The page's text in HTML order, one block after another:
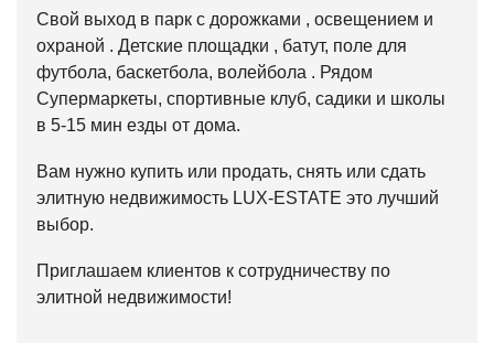
Свой выход в парк с дорожками , освещением и
охраной . Детские площадки , батут, поле для
футбола, баскетбола, волейбола . Рядом
Супермаркеты, спортивные клуб, садики и школы
в 5-15 мин езды от дома.
Вам нужно купить или продать, снять или сдать
элитную недвижимость LUX-ESTATE это лучший
выбор.
Приглашаем клиентов к сотрудничеству по
элитной недвижимости!